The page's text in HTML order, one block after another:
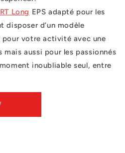
Long EPS adapté pour les
disposer d’un modèle
votre activité avec une
aussi pour les passionnés
inoubliable seul, entre